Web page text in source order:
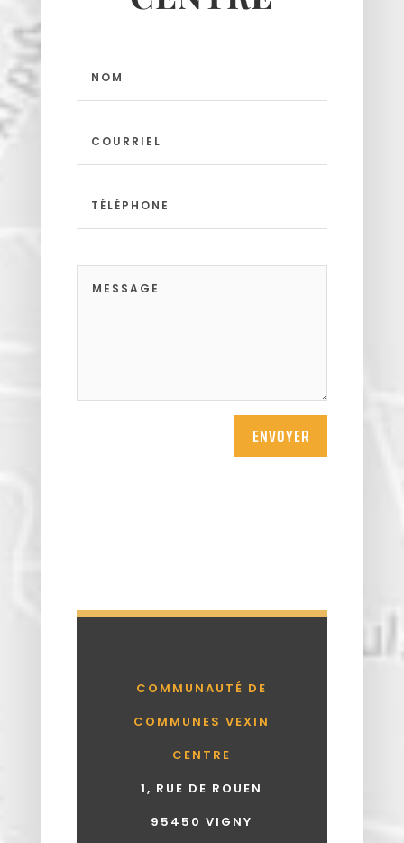
ENVOYER
COMMUNAUTÉ DE
COMMUNES VEXIN
CENTRE
1, RUE DE ROUEN
95450 VIGNY